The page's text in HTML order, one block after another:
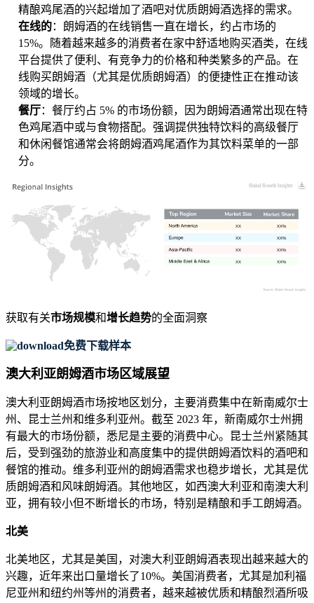
精酿鸡尾酒的兴起增加了酒吧对优质朗姆酒选择的需求。
在线的：朗姆酒的在线销售一直在增长，约占市场的
15%。随着越来越多的消费者在家中舒适地购买酒类，在线
平台提供了便利、有竞争力的价格和种类繁多的产品。在
线购买朗姆酒（尤其是优质朗姆酒）的便捷性正在推动该
领域的增长。
餐厅：餐厅约占 5% 的市场份额，因为朗姆酒通常出现在特
色鸡尾酒中或与食物搭配。强调提供独特饮料的高级餐厅
和休闲餐馆通常会将朗姆酒鸡尾酒作为其饮料菜单的一部
分。
XX%
XX
XX%
XX
XX%
XX
XX%
XX
获取有关市场规模和增长趋势的全面洞察
免费下载样本
澳大利亚朗姆酒市场区域展望
澳大利亚朗姆酒市场按地区划分，主要消费集中在新南威尔士
州、昆士兰州和维多利亚州。截至 2023 年，新南威尔士州拥
有最大的市场份额，悉尼是主要的消费中心。昆士兰州紧随其
后，受到强劲的旅游业和高度集中的提供朗姆酒饮料的酒吧和
餐馆的推动。维多利亚州的朗姆酒需求也稳步增长，尤其是优
质朗姆酒和风味朗姆酒。其他地区，如西澳大利亚和南澳大利
亚，拥有较小但不断增长的市场，特别是精酿和手工朗姆酒。
北美
北美地区，尤其是美国，对澳大利亚朗姆酒表现出越来越大的
兴趣，近年来出口量增长了10%。美国消费者，尤其是加利福
尼亚州和纽约州等州的消费者，越来越被优质和精酿烈酒所吸